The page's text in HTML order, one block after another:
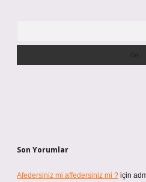
Son Yorumlar
Afedersiniz mi affedersiniz mi ? için